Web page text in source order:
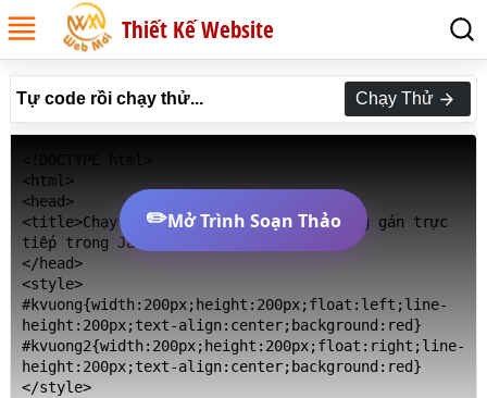
Thiết Kế Website
Tự code rồi chạy thử... Chạy Thử
<html>
<head>
<title>Chạy thử Sự kiện ondblclick không gán trực
tiếp trong JavaScript</title>
</head>
<style>
#kvuong{width:200px;height:200px;float:left;line-
height:200px;text-align:center;background:red}
#kvuong2{width:200px;height:200px;float:right;line-
height:200px;text-align:center;background:red}
</style>
✏️Mở Trình Soạn Thảo